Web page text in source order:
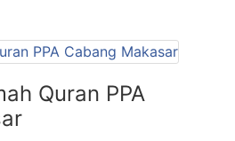
Quran PPA